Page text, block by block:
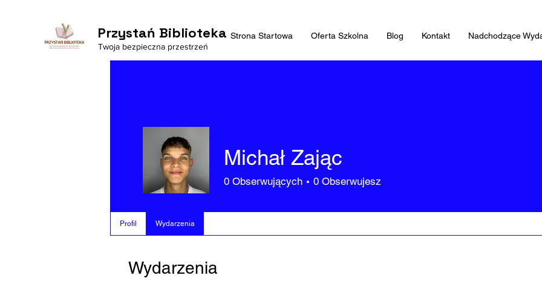
Przystań Biblioteka
Twoja bezpieczna przestrzeń
Strona Startowa Oferta Szkolna Blog Kontakt Nadchodzące
Wydarzenia
Michał Zając
0 Obserwujących 0 Obserwujesz
Profil Wydarzenia